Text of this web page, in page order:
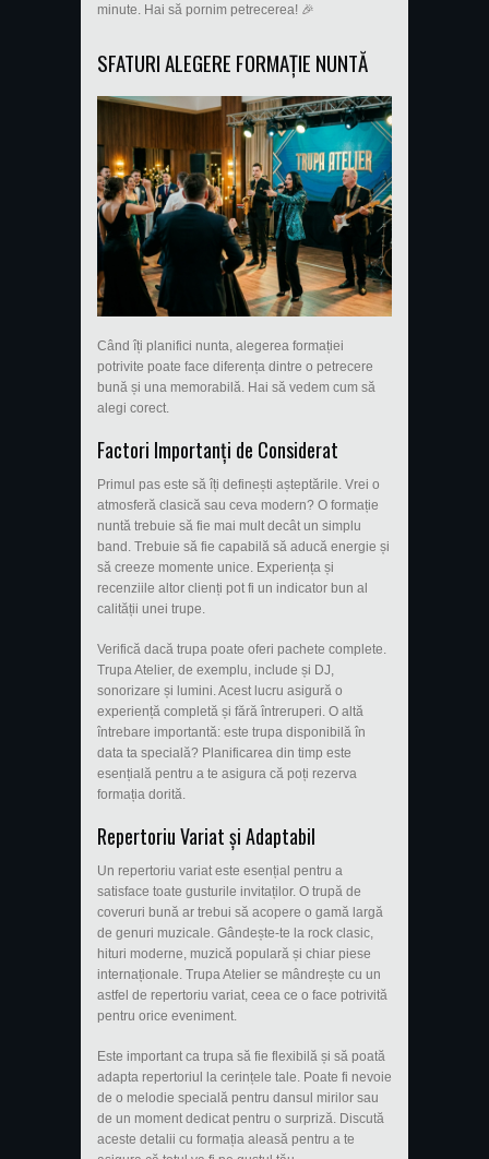
minute. Hai să pornim petrecerea! 🎉
SFATURI ALEGERE FORMAȚIE NUNTĂ
Când îți planifici nunta, alegerea formației
potrivite poate face diferența dintre o petrecere
bună și una memorabilă. Hai să vedem cum să
alegi corect.
Factori Importanți de Considerat
Primul pas este să îți definești așteptările. Vrei o
atmosferă clasică sau ceva modern? O formație
nuntă trebuie să fie mai mult decât un simplu
band. Trebuie să fie capabilă să aducă energie și
să creeze momente unice. Experiența și
recenziile altor clienți pot fi un indicator bun al
calității unei trupe.
Verifică dacă trupa poate oferi pachete complete.
Trupa Atelier, de exemplu, include și DJ,
sonorizare și lumini. Acest lucru asigură o
experiență completă și fără întreruperi. O altă
întrebare importantă: este trupa disponibilă în
data ta specială? Planificarea din timp este
esențială pentru a te asigura că poți rezerva
formația dorită.
Repertoriu Variat și Adaptabil
Un repertoriu variat este esențial pentru a
satisface toate gusturile invitaților. O trupă de
coveruri bună ar trebui să acopere o gamă largă
de genuri muzicale. Gândește-te la rock clasic,
hituri moderne, muzică populară și chiar piese
internaționale. Trupa Atelier se mândrește cu un
astfel de repertoriu variat, ceea ce o face potrivită
pentru orice eveniment.
Este important ca trupa să fie flexibilă și să poată
adapta repertoriul la cerințele tale. Poate fi nevoie
de o melodie specială pentru dansul mirilor sau
de un moment dedicat pentru o surpriză. Discută
aceste detalii cu formația aleasă pentru a te